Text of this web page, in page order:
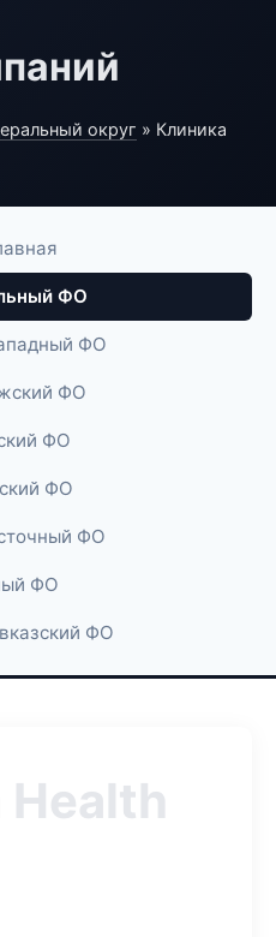
округ » Клиника
ФО
ФО
ФО
ФО
ФО
ФО
ФО
ФО
Health